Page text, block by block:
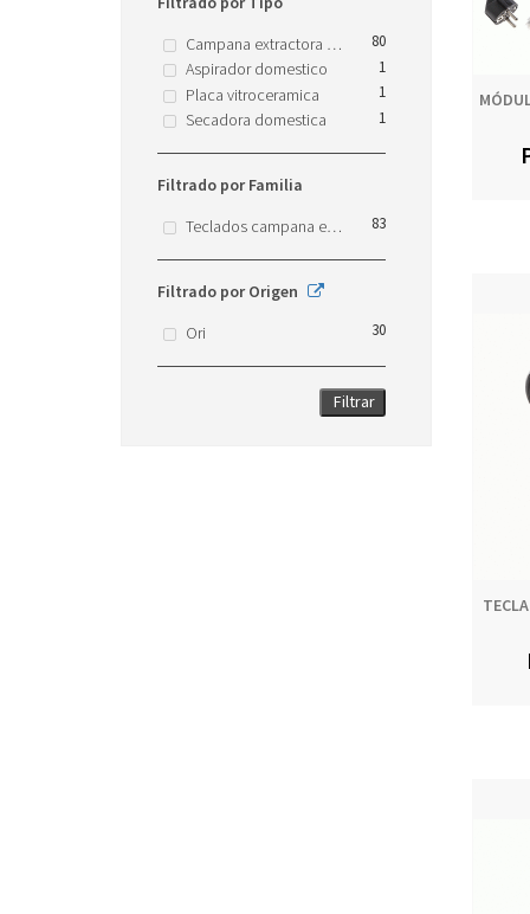
Campana extractora domestica
80
Aspirador domestico 1
Placa vitroceramica 1
Secadora domestica 1
Filtrado por Familia
Teclados campana extractora
83
Filtrado por Origen
Ori
30
Filtrar